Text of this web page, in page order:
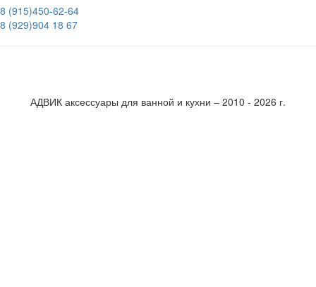
8 (915)450-62-64
8 (929)904 18 67
АДВИК аксессуары для ванной и кухни – 2010 - 2026 г.